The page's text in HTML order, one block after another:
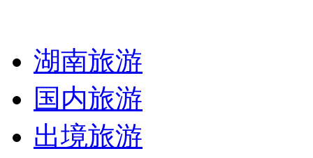
湖南旅游
国内旅游
出境旅游